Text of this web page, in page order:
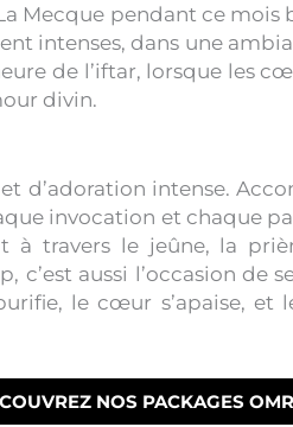
Mecque pendant ce
intenses, dans une
de l’iftar, lorsque les
divin.
d’adoration intense.
invocation et chaque
à travers le jeûne, la
aussi l’occasion
le cœur s’apaise,
NOS PACKAGES